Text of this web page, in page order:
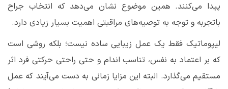
پیدا می‌کنند. همین موضوع نشان می‌دهد که انتخاب جراح
باتجربه و توجه به توصیه‌های مراقبتی اهمیت بسیار زیادی دارد.
لیپوماتیک فقط یک عمل زیبایی ساده نیست؛ بلکه روشی است
که بر اعتماد به نفس، تناسب اندام و حتی راحتی حرکتی فرد اثر
مستقیم می‌گذارد. البته این مزایا زمانی به دست می‌آیند که عمل